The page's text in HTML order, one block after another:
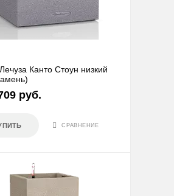
Канто Стоун низкий
руб.
СРАВНЕНИЕ